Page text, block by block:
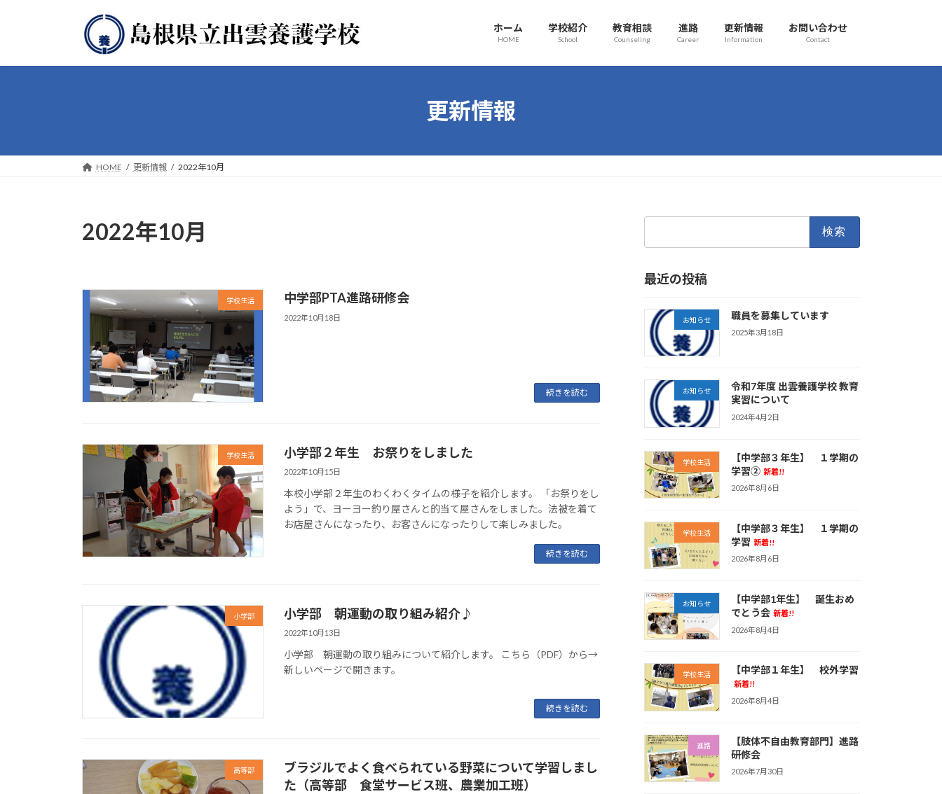
プ
動
ホーム
HOME
学校紹介
School
教育相談
Counseling
進路
Career
更新情報
Information
お問い合わせ
Contact
更新情報
HOME 更新情報 2022年10月
2022年10月
学校生活 中学部PTA進路研修会
2022年10月18日
続きを読む
学校生活 小学部２年生 お祭りをしました
2022年10月15日
本校小学部２年生のわくわくタイムの様子を紹介します。 「お祭りをし
よう」で、ヨーヨー釣り屋さんと的当て屋さんをしました。法被を着て
お店屋さんになったり、お客さんになったりして楽しみました。
続きを読む
小学部 小学部 朝運動の取り組み紹介♪
2022年10月13日
小学部 朝運動の取り組みについて紹介します。 こちら（PDF）から→
新しいページで開きます。
続きを読む
高等部
ブラジルでよく食べられている野菜について学習しまし
た（高等部 食堂サービス班、農業加工班）
最近の投稿
お知らせ 職員を募集しています
2025年3月18日
お知らせ
令和7年度 出雲養護学校 教育
実習について
2024年4月2日
学校生活
【中学部３年生】 １学期の
学習② 新着!!
2026年8月6日
学校生活
【中学部３年生】 １学期の
学習 新着!!
2026年8月6日
お知らせ
【中学部1年生】 誕生おめ
でとう会 新着!!
2026年8月4日
学校生活 【中学部１年生】 校外学習
新着!!
2026年8月4日
進路
【肢体不自由教育部門】進路
研修会
2026年7月30日